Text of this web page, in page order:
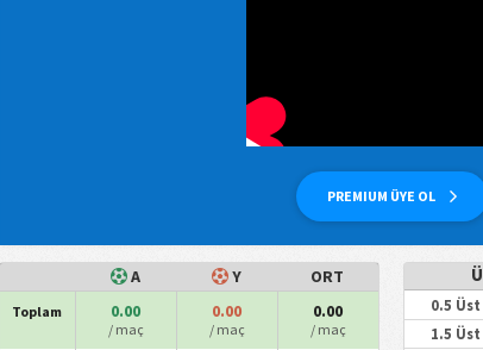
PREMIUM ÜYE OL
A Y ORT
Toplam 0.00
/ maç
0.00
/ maç
0.00
/ maç
0.5 Üst
1.5 Üst